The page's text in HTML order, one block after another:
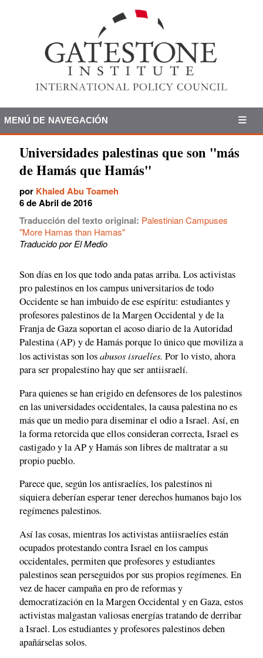
MENÚ DE NAVEGACIÓN
Universidades palestinas que son "más
de Hamás que Hamás"
por Khaled Abu Toameh
6 de Abril de 2016
Traducción del texto original: Palestinian Campuses
"More Hamas than Hamas"
Traducido por El Medio
Son días en los que todo anda patas arriba. Los activistas
pro palestinos en los campus universitarios de todo
Occidente se han imbuido de ese espíritu: estudiantes y
profesores palestinos de la Margen Occidental y de la
Franja de Gaza soportan el acoso diario de la Autoridad
Palestina (AP) y de Hamás porque lo único que moviliza a
los activistas son losabusos israelíes. Por lo visto, ahora
para ser propalestino hay que ser antiisraelí.
Para quienes se han erigido en defensores de los palestinos
en las universidades occidentales, la causa palestina no es
más que un medio para diseminar el odio a Israel. Así, en
la forma retorcida que ellos consideran correcta, Israel es
castigado y la AP y Hamás son libres de maltratar a su
propio pueblo.
Parece que, según los antisraelíes, los palestinos ni
siquiera deberían esperar tener derechos humanos bajo los
regímenes palestinos.
Así las cosas, mientras los activistas antiisraelíes están
ocupados protestando contra Israel en los campus
occidentales, permiten que profesores y estudiantes
palestinos sean perseguidos por sus propios regímenes. En
vez de hacer campaña en pro de reformas y
democratización en la Margen Occidental y en Gaza, estos
activistas malgastan valiosas energías tratando de derribar
a Israel. Los estudiantes y profesores palestinos deben
apañárselas solos.